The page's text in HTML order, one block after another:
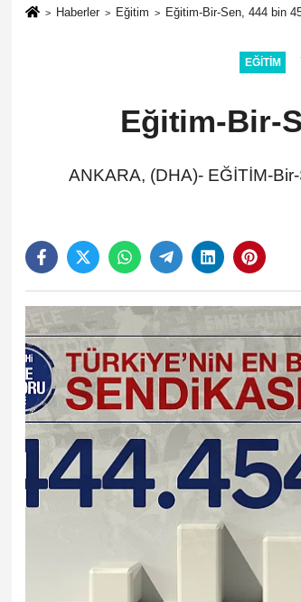
Haberler Eğitim Eğitim-Bir-Sen, 444 bin
EĞITIM
Eğitim-Bir-
ANKARA, (DHA)- EĞİTİM-